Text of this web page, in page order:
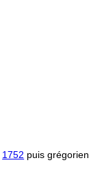
1752 puis grégorien